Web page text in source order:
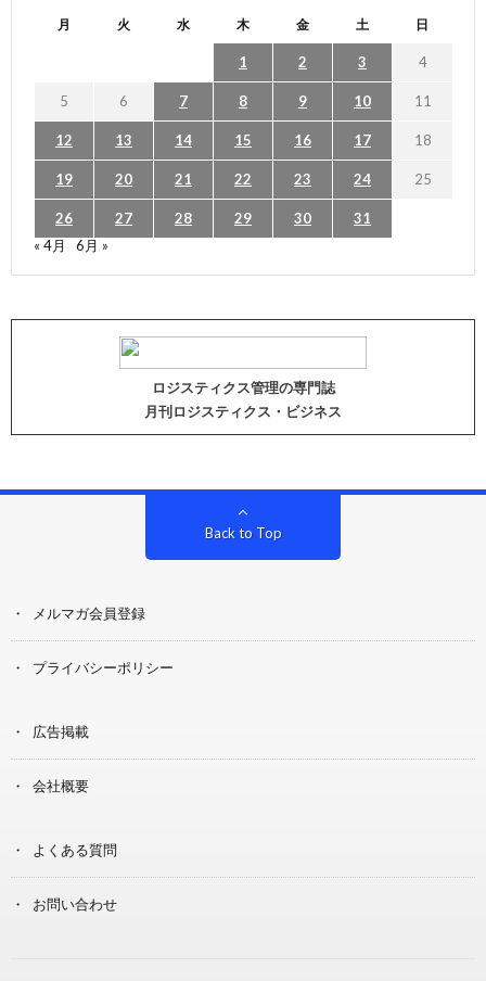
月 火 水 木 金 土 日
1 2 3 4
5 6 7 8 9 10 11
12 13 14 15 16 17 18
19 20 21 22 23 24 25
26 27 28 29 30
31
« 4月
6月 »
ロジスティクス管理の専門誌
月刊ロジスティクス・ビジネス
Back to Top
メルマガ会員登録
プライバシーポリシー
広告掲載
会社概要
よくある質問
お問い合わせ